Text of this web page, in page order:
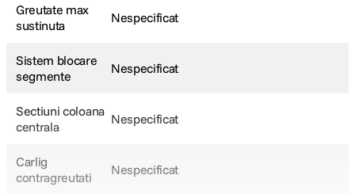
Greutate max
sustinuta
Nespecificat
Sistem blocare
segmente
Nespecificat
Sectiuni coloana
centrala
Nespecificat
Carlig
contragreutati
Nespecificat